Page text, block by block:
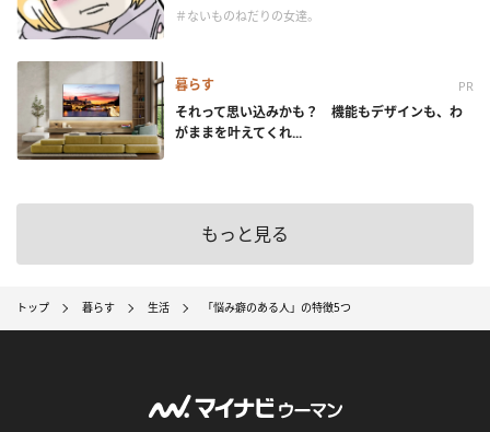
＃ないものねだりの女達。
暮らす PR
それって思い込みかも？ 機能もデザインも、わ
がままを叶えてくれ...
もっと見る
トップ 暮らす 生活 「悩み癖のある人」の特徴5つ